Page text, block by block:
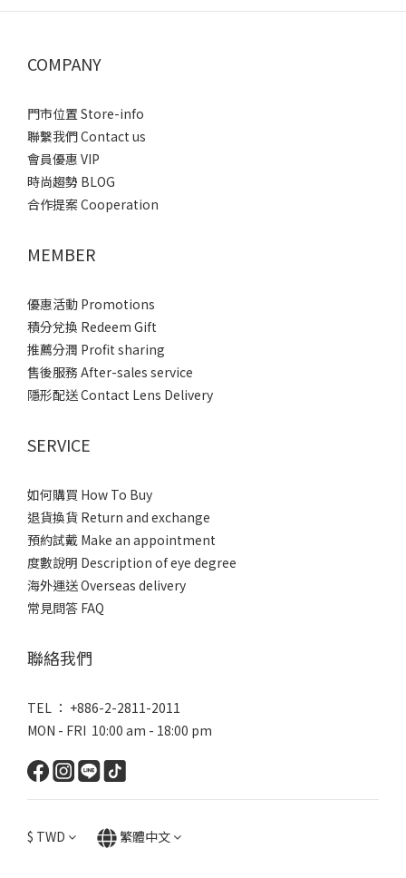
COMPANY
門市位置 Store-info
聯繫我們 Contact us
會員優惠 VIP
時尚趨勢 BLOG
合作提案 Cooperation
MEMBER
優惠活動 Promotions
積分兌換 Redeem Gift
推薦分潤 Profit sharing
售後服務 After-sales service
隱形配送 Contact Lens Delivery
SERVICE
如何購買 How To Buy
退貨換貨 Return and exchange
預約試戴 Make an appointment
度數說明 Description of eye degree
海外運送 Overseas delivery
常見問答 FAQ
聯絡我們
TEL ： +886-2-2811-2011
MON - FRI 10:00 am - 18:00 pm
$ TWD 繁體中文